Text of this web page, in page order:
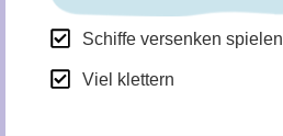
Schiffe versenken spielen
Viel klettern